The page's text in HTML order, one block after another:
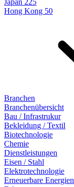
Japan 225
Hong Kong 50
Branchen
Branchenübersicht
Bau / Infrastrukur
Bekleidung / Textil
Biotechnologie
Chemie
Dienstleistungen
Eisen / Stahl
Elektrotechnologie
Erneuerbare Energien